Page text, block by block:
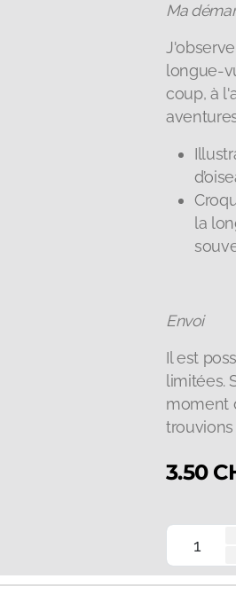
Ma
longue-
coup, à
la
Envoi
Il est
limitées.
moment
3.50